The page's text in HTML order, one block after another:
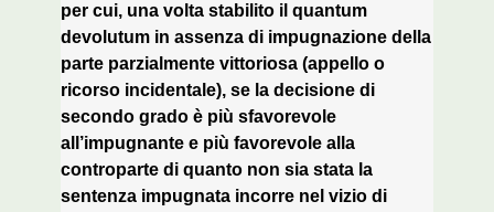
per cui, una volta stabilito il quantum
devolutum in assenza di impugnazione della
parte parzialmente vittoriosa (appello o
ricorso incidentale), se la decisione di
secondo grado è più sfavorevole
all’impugnante e più favorevole alla
controparte di quanto non sia stata la
sentenza impugnata incorre nel vizio di